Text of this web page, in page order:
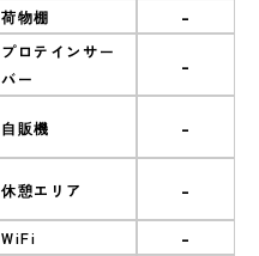
荷物棚 -
プロテインサー
バー
-
自販機 -
休憩エリア -
WiFi -